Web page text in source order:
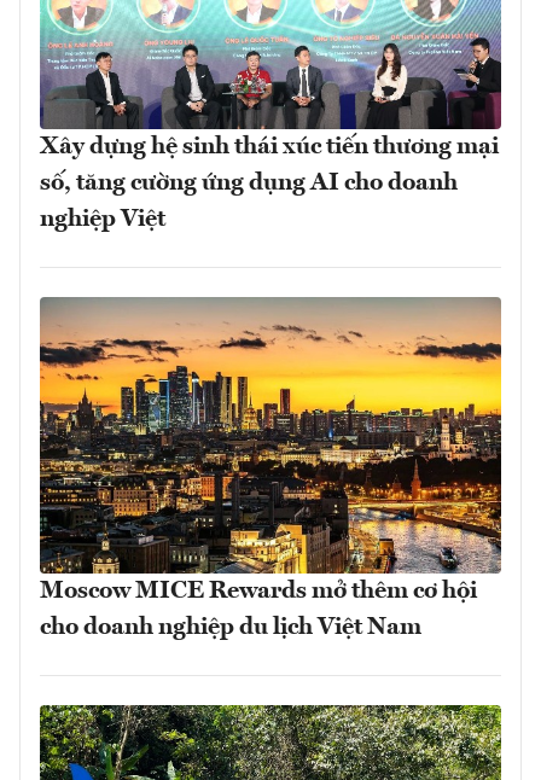
Xây dựng hệ sinh thái xúc tiến thương mại
số, tăng cường ứng dụng AI cho doanh
nghiệp Việt
Moscow MICE Rewards mở thêm cơ hội
cho doanh nghiệp du lịch Việt Nam